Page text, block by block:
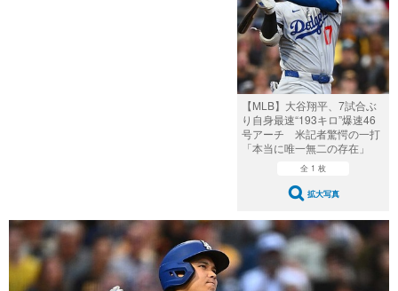
ファッション
写真
政治
【MLB】大谷翔平、7試合ぶ
り自身最速“193キロ”爆速46
号アーチ 米記者驚愕の一打
「本当に唯一無二の存在」
全 1 枚
拡大写真